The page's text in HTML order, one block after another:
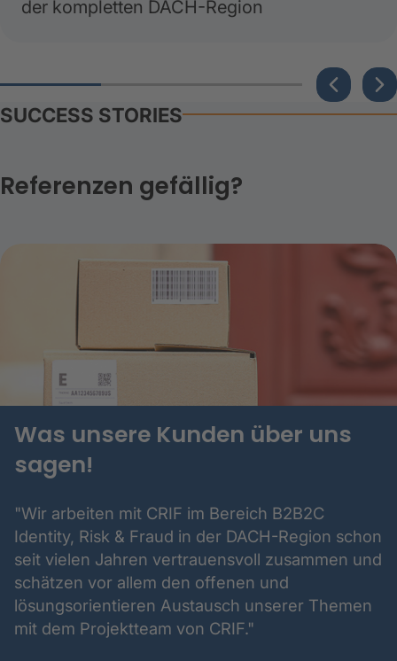
der kompletten DACH-Region
SUCCESS STORIES
Referenzen gefällig?
Was unsere Kunden über uns
sagen!
"Wir arbeiten mit CRIF im Bereich B2B2C
Identity, Risk & Fraud in der DACH-Region schon
seit vielen Jahren vertrauensvoll zusammen und
schätzen vor allem den offenen und
lösungsorientieren Austausch unserer Themen
mit dem Projektteam von CRIF."